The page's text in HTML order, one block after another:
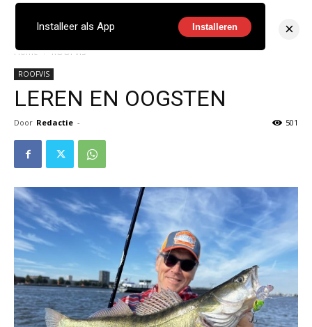
Home ROOFVIS
ROOFVIS
LEREN EN OOGSTEN
Door Redactie - 501
Installeer als App Installeren ×